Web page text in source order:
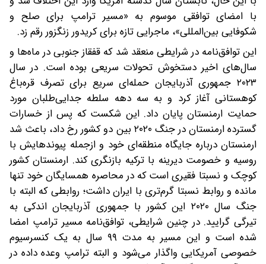
با امضای توافقی موسوم به «مسیر ترامپ برای صلح و
شکوفایی بین‌المللی»، ماجرایی تازه برای کریدور زنگزور رقم زد.
این توافق‌نامه در شرایطی منعقد شد که قفقاز جنوبی در ماه‌ها و
سال‌های اخیر دستخوش تحولات سریعی بوده است. در سال
۲۰۲۳ جمهوری آذربایجان حمله‌ای سریع برای تصرف قره‌باغ
کوهستانی آغاز کرد و به سه دهه سلطه جدایی‌طلبان مورد
حمایت ارمنستان پایان داد. این شکست که پس از خسارات
گسترده ارمنستان در جنگ ۲۰۲۰ بین دو کشور رخ داد، باعث شد
ارمنستان درباره جایگاه منطقه‌ای خود‌ و ازجمله پیوندهایش با
روسیه و خصومت دیرینه با ترکیه‌ بازنگری کند. ارمنستان کشور
کوچک و نسبتا فقیری است که در محاصره همسایگان خود تنها
مانده و روابط نسبتا گرم‌تری با ایران داشت؛ روابطی که البته با
جنگ سال ۲۰۲۰ این کشور با جمهوری آذربایجان اندکی به
تیرگی گرایید. در چنین شرایطی، توافق‌نامه مسیر ترامپ امضا
شده است و این مسیر به مدت ۹۹ سال به یک کنسرسیوم
خصوصی آمریکایی واگذار می‌شود و البته ترامپ وعده داده در